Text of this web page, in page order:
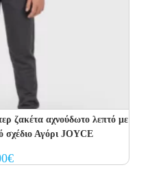
ζακέτα αχνούδωτο λεπτό με
σχέδιο Αγόρι JOYCE
€